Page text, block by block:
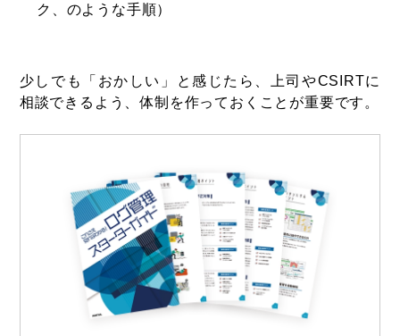
ク、のような手順）
少しでも「おかしい」と感じたら、上司やCSIRTに
相談できるよう、体制を作っておくことが重要です。